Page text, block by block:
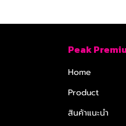
Peak
Home
Product
สินค้าแนะนำ